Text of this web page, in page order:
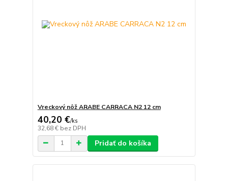
Vreckový nôž ARABE CARRACA N2 12 cm
40,20 €/ks
32,68 € bez DPH
Pridať do košíka